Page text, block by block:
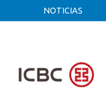
NOTICIAS